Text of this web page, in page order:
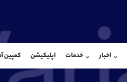
اخبار خدمات اپلیکیشن کمپین
شروع